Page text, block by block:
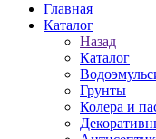
Главная
Каталог
Назад
Каталог
Грунты
Колера и